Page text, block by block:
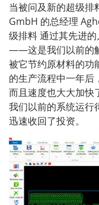
当被问及新的超级
GmbH 的总经理
级排料 通过其先进
——这是我们以前的
被它节约原材料的功
的生产流程中一年后
而且速度也大大加快
我们以前的系统运行
迅速收回了投资。